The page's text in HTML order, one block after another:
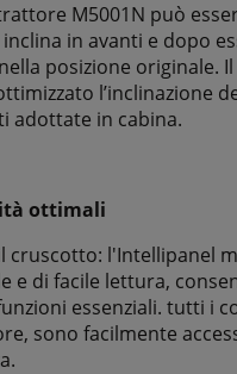
M5001N può
in avanti e dopo
posizione originale.
l’inclinazione
adottate in cabina.
ottimali
cruscotto: l'Intellipanel
e di facile lettura,
essenziali. tutti i
sono facilmente